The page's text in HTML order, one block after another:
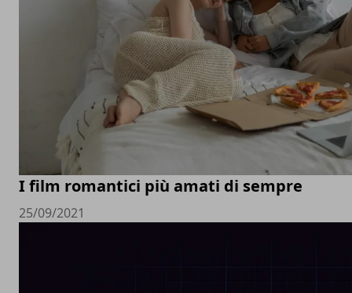
I film romantici più amati di sempre
25/09/2021